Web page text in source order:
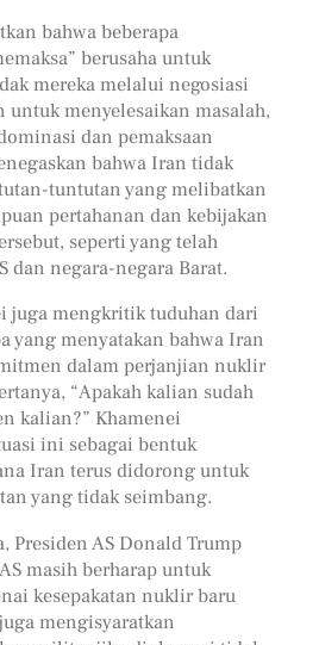
bahwa beberapa
berusaha untuk
mereka melalui negosiasi
untuk menyelesaikan masalah,
dan pemaksaan
bahwa Iran tidak
tuntutan yang melibatkan
pertahanan dan kebijakan
seperti yang telah
dan negara-negara Barat.
juga mengkritik tuduhan dari
yang menyatakan bahwa Iran
dalam perjanjian nuklir
“Apakah kalian sudah
kalian?” Khamenei
ini sebagai bentuk
Iran terus didorong untuk
yang tidak seimbang.
Presiden AS Donald Trump
masih berharap untuk
kesepakatan nuklir baru
mengisyaratkan